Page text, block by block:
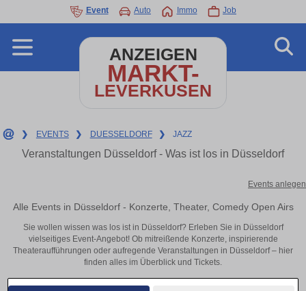
Event Auto Immo Job
ANZEIGEN
MARKT-
LEVERKUSEN
❯ EVENTS ❯ DUESSELDORF ❯ JAZZ
Veranstaltungen Düsseldorf - Was ist los in Düsseldorf
Events anlegen
Alle Events in Düsseldorf - Konzerte, Theater, Comedy Open Airs
Sie wollen wissen was los ist in Düsseldorf? Erleben Sie in Düsseldorf
vielseitiges Event-Angebot! Ob mitreißende Konzerte, inspirierende
Theateraufführungen oder aufregende Veranstaltungen in Düsseldorf – hier
finden alles im Überblick und Tickets.